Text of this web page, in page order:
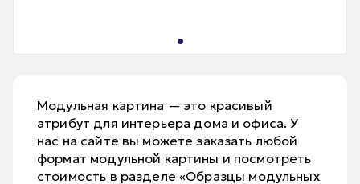
Модульная картина — это красивый
атрибут для интерьера дома и офиса. У
нас на сайте вы можете заказать любой
формат модульной картины и посмотреть
стоимость в разделе «Образцы модульных